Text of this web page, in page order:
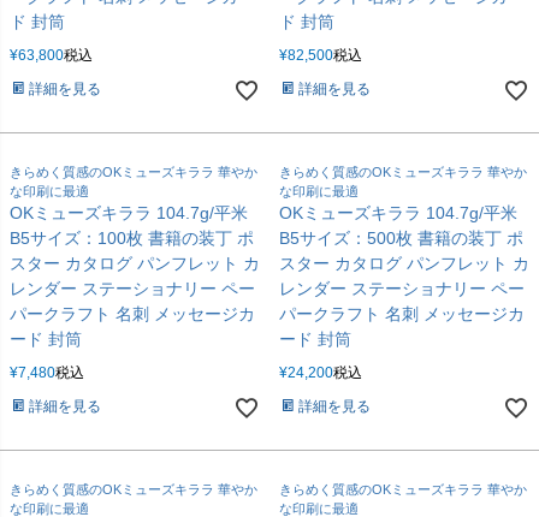
ド 封筒
¥63,800税込
詳細を見る
ド 封筒
¥82,500税込
詳細を見る
きらめく質感のOKミューズキララ 華やか
な印刷に最適
OKミューズキララ 104.7g/平米
B5サイズ：100枚 書籍の装丁 ポ
スター カタログ パンフレット カ
レンダー ステーショナリー ペー
パークラフト 名刺 メッセージカ
ード 封筒
¥7,480税込
詳細を見る
きらめく質感のOKミューズキララ 華やか
な印刷に最適
OKミューズキララ 104.7g/平米
B5サイズ：500枚 書籍の装丁 ポ
スター カタログ パンフレット カ
レンダー ステーショナリー ペー
パークラフト 名刺 メッセージカ
ード 封筒
¥24,200税込
詳細を見る
きらめく質感のOKミューズキララ 華やか
な印刷に最適
きらめく質感のOKミューズキララ 華やか
な印刷に最適